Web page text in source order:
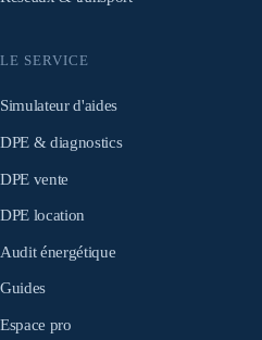
LE SERVICE
Simulateur d'aides
DPE & diagnostics
DPE vente
DPE location
Audit énergétique
Guides
Espace pro